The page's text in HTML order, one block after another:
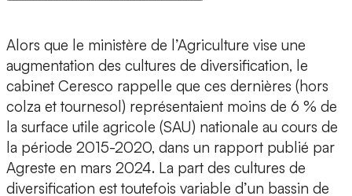
Alors que le ministère de l’Agriculture vise une
augmentation des cultures de diversification, le
cabinet Ceresco rappelle que ces dernières (hors
colza et tournesol) représentaient moins de 6 % de
la surface utile agricole (SAU) nationale au cours de
la période 2015-2020, dans un rapport publié par
Agreste en mars 2024. La part des cultures de
diversification est toutefois variable d’un bassin de